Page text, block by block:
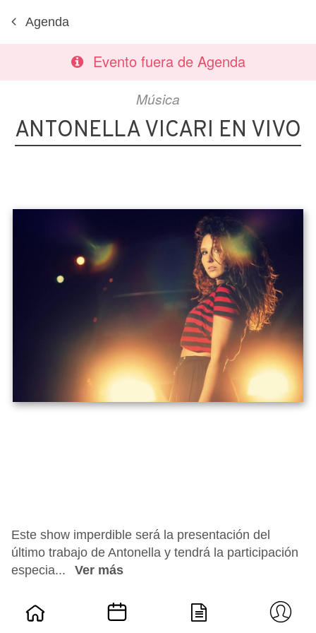
Agenda
Evento fuera de Agenda
Música
ANTONELLA VICARI EN VIVO
Este show imperdible será la presentación del
último trabajo de Antonella y tendrá la participación
especia...
Ver más